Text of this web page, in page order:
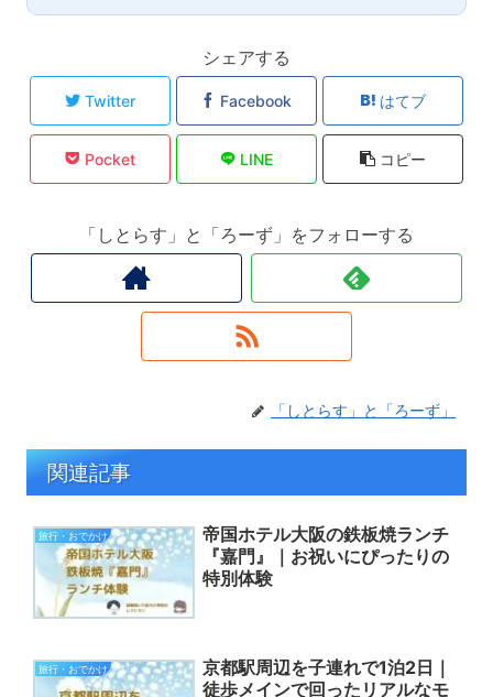
シェアする
Twitter Facebook はてブ
Pocket LINE コピー
「しとらす」と「ろーず」をフォローする
「しとらす」と「ろーず」
関連記事
旅行・おでかけ
帝国ホテル大阪の鉄板焼ランチ
『嘉門』｜お祝いにぴったりの
特別体験
旅行・おでかけ
京都駅周辺を子連れで1泊2日｜
徒歩メインで回ったリアルなモ